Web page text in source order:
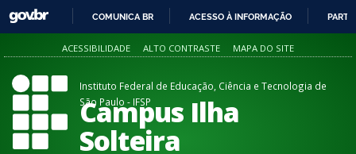
PARA
CONTEÚDO
COMUNICA BR ACESSO À INFORMAÇÃO
ACESSIBILIDADE ALTO CONTRASTE MAPA DO SITE
Instituto Federal de Educação, Ciência e Tecnologia de
São Paulo - IFSP
Campus Ilha
Solteira